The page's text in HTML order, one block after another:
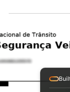
12 de jul. de
LIBERAÇÃO
VEÍCULO
Liberar veículo
carro apreendido é